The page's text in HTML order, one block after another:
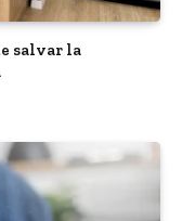
salvar la